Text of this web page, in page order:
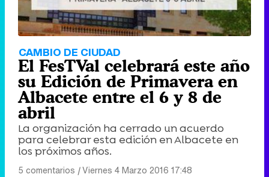
CAMBIO DE CIUDAD
El FesTVal celebrará este año
su Edición de Primavera en
Albacete entre el 6 y 8 de
abril
La organización ha cerrado un acuerdo
para celebrar esta edición en Albacete en
los próximos años.
5 comentarios |Viernes 4 Marzo 2016 17:48